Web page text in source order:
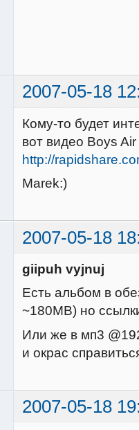
2007-05-18
Кому-то будет
вот видео Boys
http://
Marek:)
2007-05-18
giipuh vyjnuj
Есть альбом в
~180MB) но
Или же в мп3
и окрас
2007-05-18